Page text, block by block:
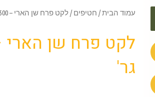
עמוד הבית/ חטיפים/ לקט פרח שן הארי – 500 גר'
גר'